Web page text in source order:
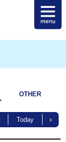
OTHER
Today